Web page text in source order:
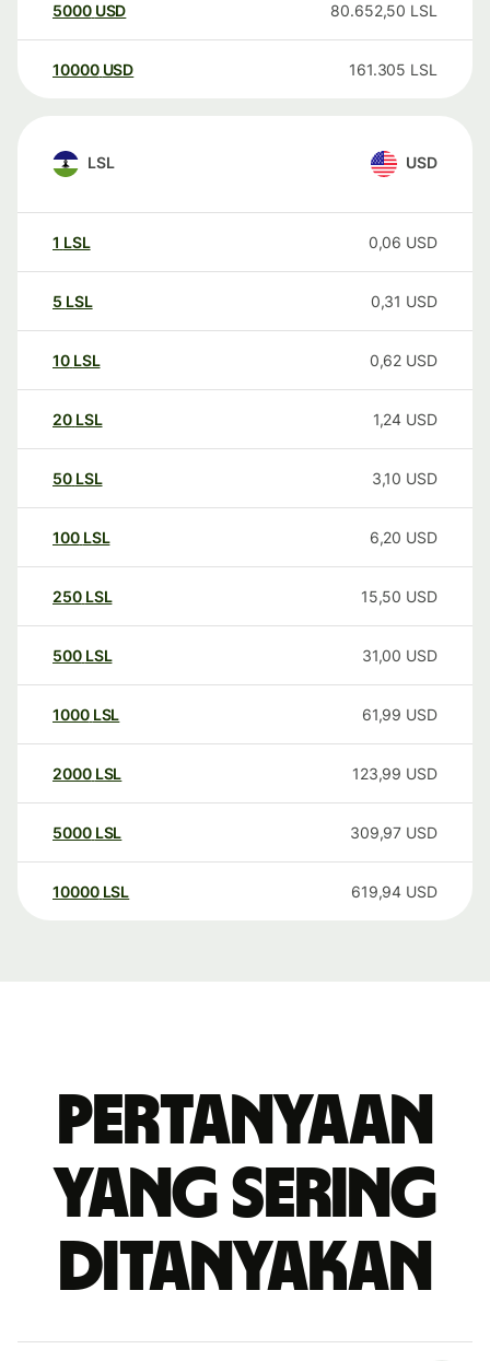
5000 USD 80.652,50 LSL
10000 USD 161.305 LSL
LSL USD
1 LSL 0,06 USD
5 LSL 0,31 USD
10 LSL 0,62 USD
20 LSL 1,24 USD
50 LSL 3,10 USD
100 LSL 6,20 USD
250 LSL 15,50 USD
500 LSL 31,00 USD
1000 LSL 61,99 USD
2000 LSL 123,99 USD
5000 LSL 309,97 USD
10000 LSL 619,94 USD
Pertanyaan
yang sering
ditanyakan